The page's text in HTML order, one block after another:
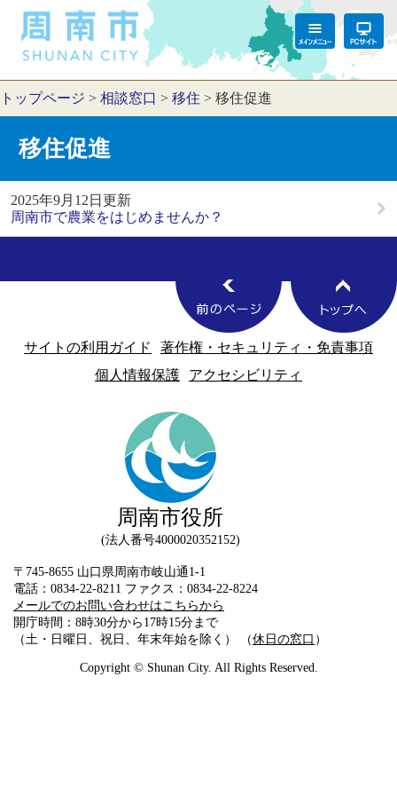
トップページ > 相談窓口 > 移住 > 移住促進
移住促進
2025年9月12日更新
周南市で農業をはじめませんか？
サイトの利用ガイド
著作権・セキュリティ・免責事項
個人情報保護
アクセシビリティ
周南市役所
法人番号4000020352152
〒745-8655 山口県周南市岐山通1-1
電話：0834-22-8211 ファクス：0834-22-8224
メールでのお問い合わせはこちらから
開庁時間：8時30分から17時15分まで
（土・日曜日、祝日、年末年始を除く） （休日の窓口 ）
Copyright © Shunan City. All Rights Reserved.